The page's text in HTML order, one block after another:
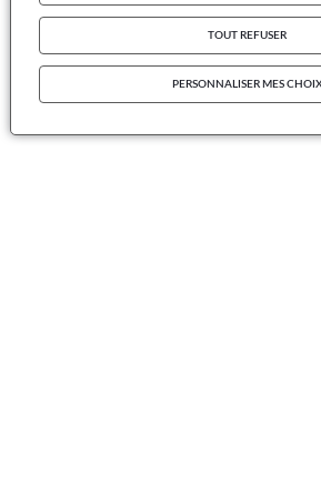
TOUT REFUSER
PERSONNALISER MES